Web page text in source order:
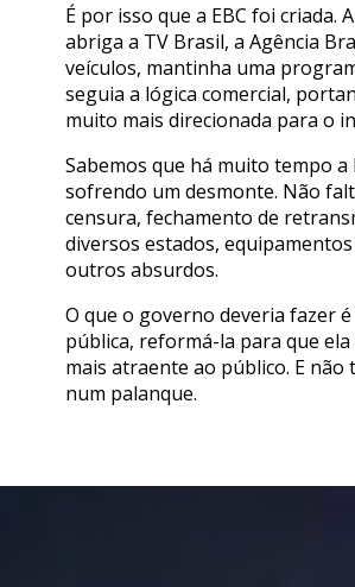
É por isso que a EBC foi criada.
abriga a TV Brasil, a Agência
veículos, mantinha uma
seguia a lógica comercial,
muito mais direcionada para o
Sabemos que há muito tempo a
sofrendo um desmonte. Não
censura, fechamento de
diversos estados,
outros absurdos.
O que o governo deveria fazer
pública, reformá-la para que ela
mais atraente ao público. E
num palanque.